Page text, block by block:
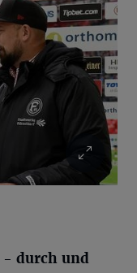
- durch und